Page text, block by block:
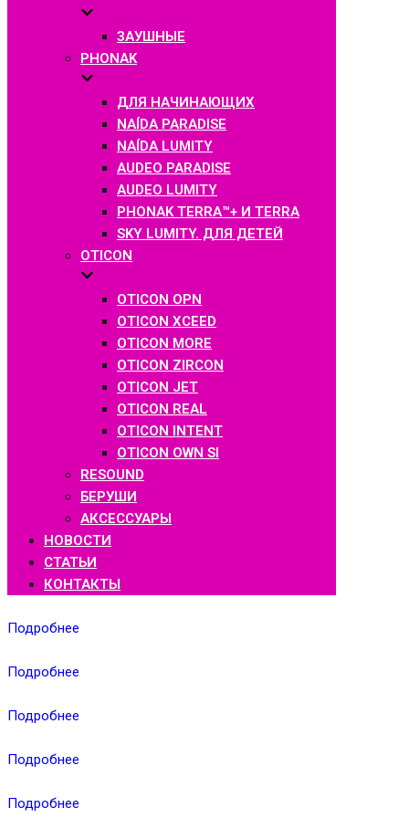
ЗАУШНЫЕ
PHONAK
ДЛЯ НАЧИНАЮЩИХ
NAÍDA PARADISE
NAÍDA LUMITY
AUDEO PARADISE
AUDEO LUMITY
PHONAK TERRA™+ И TERRA
SKY LUMITY. ДЛЯ ДЕТЕЙ
OTICON
OTICON OPN
OTICON XCEED
OTICON MORE
OTICON ZIRCON
OTICON JET
OTICON REAL
OTICON INTENT
OTICON OWN SI
RESOUND
БЕРУШИ
АКСЕССУАРЫ
НОВОСТИ
СТАТЬИ
КОНТАКТЫ
Подробнее
Подробнее
Подробнее
Подробнее
Подробнее